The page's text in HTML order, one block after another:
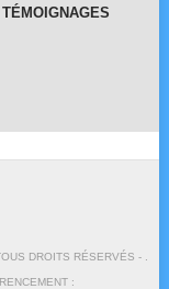
TÉMOIGNAGES
DROITS RÉSERVÉS - .
: